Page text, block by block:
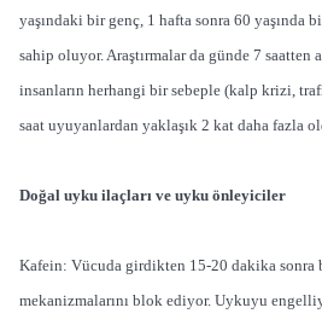
yaşındaki bir genç, 1 hafta sonra 60 yaşında
sahip oluyor. Araştırmalar da günde 7 saatten
insanların herhangi bir sebeple (kalp krizi,
saat uyuyanlardan yaklaşık 2 kat daha fazla
Doğal uyku ilaçları ve uyku önleyiciler
Kafein: Vücuda girdikten 15-20 dakika sonra
mekanizmalarını blok ediyor. Uykuyu